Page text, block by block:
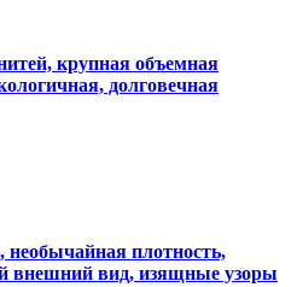
крупная объемная
долговечная
необычайная плотность,
внешний вид, изящные узоры